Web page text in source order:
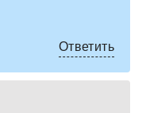
Ответить